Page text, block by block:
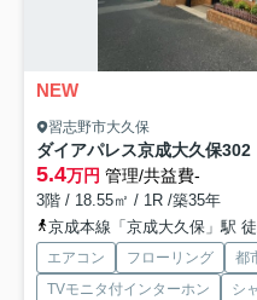
NEW
習志野市大久保
ダイアパレス京成大久保302
5.4万円 管理/共益費-
3階 / 18.55㎡ / 1R /築35年
京成本線「京成大久保」駅
エアコン フローリング 都
TVモニタ付インターホン
シ